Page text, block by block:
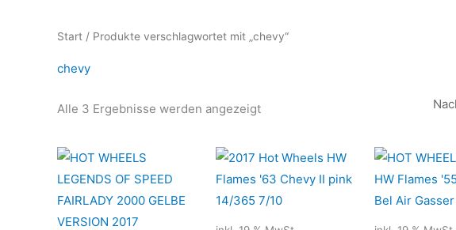
Start / Produkte verschlagwortet mit „chevy“
chevy
Alle 3 Ergebnisse werden angezeigt
Nach
Aktualität